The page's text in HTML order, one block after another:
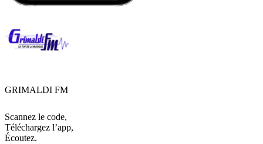
GRIMALDI FM
Scannez le code,
Téléchargez l’app,
Écoutez.